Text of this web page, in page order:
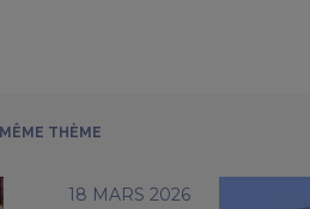
THÈME
18 MARS 2026